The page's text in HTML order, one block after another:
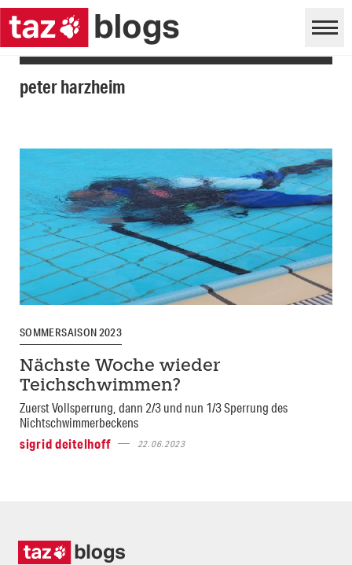
peter harzheim
SOMMERSAISON 2023
Nächste Woche wieder
Teichschwimmen?
Zuerst Vollsperrung, dann 2/3 und nun 1/3 Sperrung des
Nichtschwimmerbeckens
sigrid deitelhoff
22.06.2023